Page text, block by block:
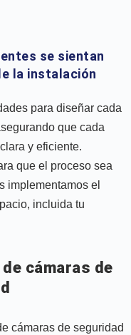
se sientan
la instalación
para diseñar cada
que cada
y eficiente.
que el proceso sea
implementamos el
incluida tu
cámaras de
cámaras de seguridad